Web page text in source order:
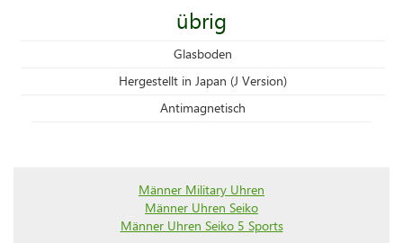
übrig
Glasboden
Hergestellt in Japan (J Version)
Antimagnetisch
Männer Military Uhren
Männer Uhren Seiko
Männer Uhren Seiko 5 Sports